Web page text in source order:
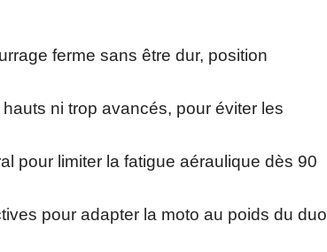
ferme sans être dur, position
ni trop avancés, pour éviter les
pour limiter la fatigue aéraulique dès 90
pour adapter la moto au poids du duo